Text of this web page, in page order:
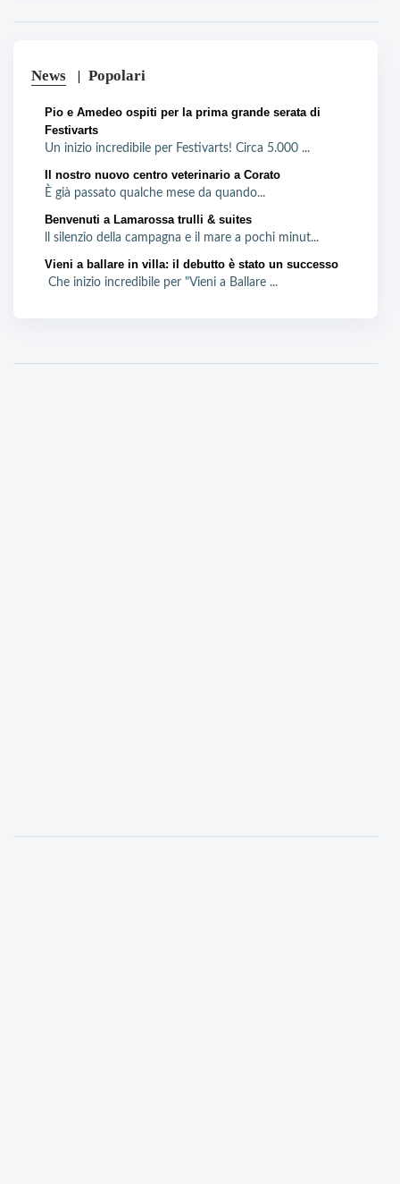
News Popolari
Pio e Amedeo ospiti per la prima grande serata di
Festivarts
Un inizio incredibile per Festivarts! Circa 5.000 ...
Il nostro nuovo centro veterinario a Corato
È già passato qualche mese da quando...
Benvenuti a Lamarossa trulli & suites
ll silenzio della campagna e il mare a pochi minut...
Vieni a ballare in villa: il debutto è stato un successo
Che inizio incredibile per "Vieni a Ballare ...